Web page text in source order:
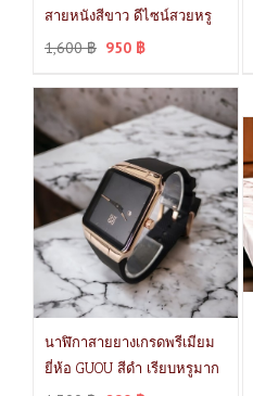
สายหนังสีขาว ดีไซน์สวยหรู
1,600฿ 950 ฿
นาฬิกาสายยางเกรดพรีเมียม
ยี่ห้อ GUOU สีดำ เรียบหรูมาก